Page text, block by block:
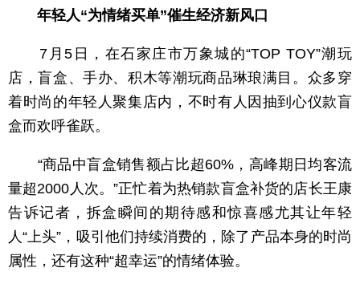
年轻人“为情绪买单”催生经济新风口
7月5日，在石家庄市万象城的“TOP TOY”潮玩
店，盲盒、手办、积木等潮玩商品琳琅满目。众多穿
着时尚的年轻人聚集店内，不时有人因抽到心仪款盲
盒而欢呼雀跃。
“商品中盲盒销售额占比超60%，高峰期日均客流
量超2000人次。”正忙着为热销款盲盒补货的店长王康
告诉记者，拆盒瞬间的期待感和惊喜感尤其让年轻
人“上头”，吸引他们持续消费的，除了产品本身的时尚
属性，还有这种“超幸运”的情绪体验。